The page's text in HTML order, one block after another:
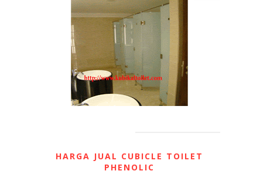
HARGA JUAL CUBICLE TOILET
PHENOLIC